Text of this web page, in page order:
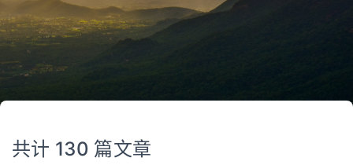
共计 130 篇文章